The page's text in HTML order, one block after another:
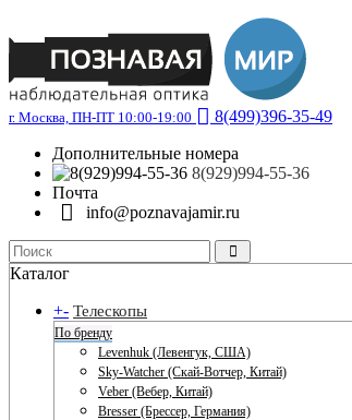
г. Москва, ПН-ПТ 10:00-19:00
8(499)396-35-49
Дополнительные номера
8(929)994-55-36
Почта
info@poznavajamir.ru
Каталог
+- Телескопы
По бренду
Levenhuk (Левенгук, США)
Sky-Watcher (Скай-Вотчер, Китай)
Veber (Вебер, Китай)
Bresser (Брессер, Германия)